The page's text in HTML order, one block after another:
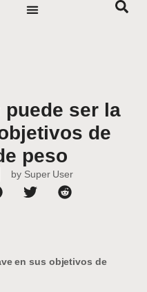
ser la
de
peso
by Super User
en sus objetivos de